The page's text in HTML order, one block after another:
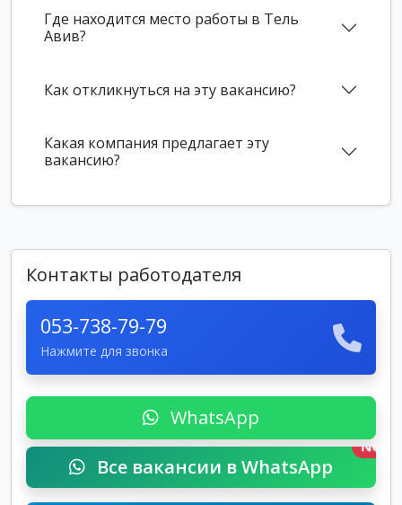
Где находится место работы в Тель
Авив?
Как откликнуться на эту вакансию?
Какая компания предлагает эту
вакансию?
Контакты работодателя
053-738-79-79
Нажмите для звонка
WhatsApp
Все вакансии в WhatsApp
New